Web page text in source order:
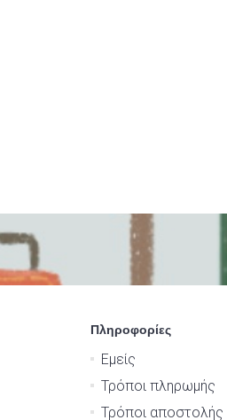
Πληροφορίες
Εμείς
Τρόποι πληρωμής
Τρόποι αποστολής